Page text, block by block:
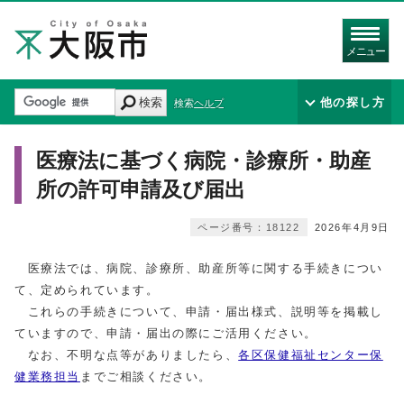
メニュー
検索 検索ヘルプ 他の探し方
医療法に基づく病院・診療所・助産
所の許可申請及び届出
2026年4月9日
ページ番号：18122
医療法では、病院、診療所、助産所等に関する手続きについ
て、定められています。
これらの手続きについて、申請・届出様式、説明等を掲載し
ていますので、申請・届出の際にご活用ください。
なお、不明な点等がありましたら、各区保健福祉センター保
健業務担当 までご相談ください。